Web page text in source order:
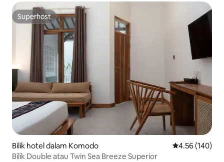
Superhost
Superhost
Bilik hotel dalam Komodo Penarafan
4.56 (140)
Bilik Double atau Twin Sea Breeze Superior